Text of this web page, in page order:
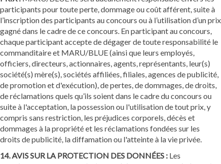
participants pour toute perte, dommage ou coût afférent, suite à
l’inscription des participants au concours ou à l’utilisation d’un prix
gagné dans le cadre de ce concours. En participant au concours,
chaque participant accepte de dégager de toute responsabilité le
commanditaire et MARU/BLUE (ainsi que leurs employés,
officiers, directeurs, actionnaires, agents, représentants, leur(s)
société(s) mère(s), sociétés affiliées, filiales, agences de publicité,
de promotion et d'exécution), de pertes, de dommages, de droits,
de réclamations quels qu’ils soient dans le cadre du concours ou
suite à l'acceptation, la possession ou l'utilisation de tout prix, y
compris sans restriction, les préjudices corporels, décès et
dommages à la propriété et les réclamations fondées sur les
droits de publicité, la diffamation ou l'atteinte à la vie privée.
14. AVIS SUR LA PROTECTION DES DONNÉES : Les